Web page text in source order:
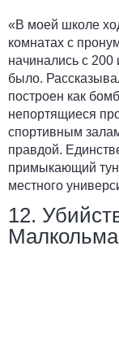
«В моей школе
комнатах с
начинались с 200
было.
построен как
непортящиеся
спортивным
правдой.
примыкающий
местного
12.